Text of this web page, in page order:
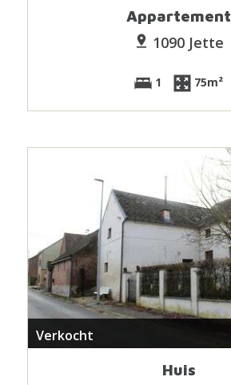
Appartement
1090 Jette
1 75m²
Verkocht
Huis